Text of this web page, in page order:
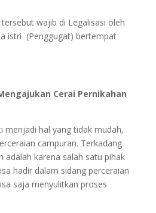
wajib di Legalisasi oleh
istri (Penggugat) bertempat
Cerai Pernikahan
menjadi hal yang tidak mudah,
campuran. Terkadang
adalah karena salah satu pihak
hadir dalam sidang perceraian
saja menyulitkan proses